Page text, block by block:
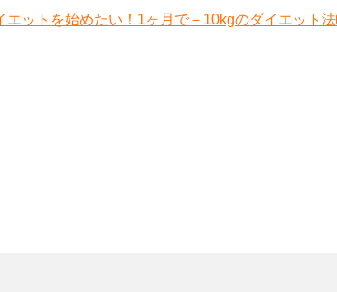
ットを始めたい！1ヶ月で－10kgのダイエット法